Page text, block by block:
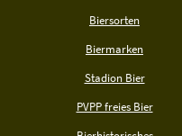
Biersorten
Biermarken
Stadion Bier
PVPP freies Bier